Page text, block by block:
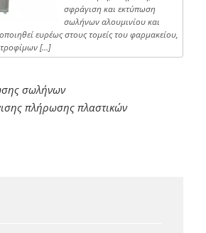
σφράγιση και εκτύπωση
σωλήνων αλουμινίου και
ευρέως στους τομείς του φαρμακείου,
[…]
σωλήνων
πλήρωσης πλαστικών